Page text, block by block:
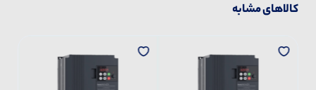
کالاهای مشابه